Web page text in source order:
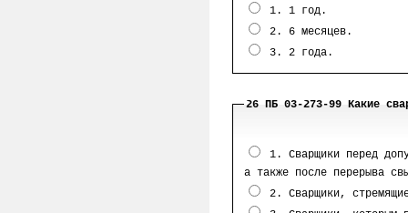
1. 1 год.
2. 6 месяцев.
3. 2 года.
26 ПБ 03-273-99 Какие
1. Сварщики перед
а также после перерыва
2. Сварщики,